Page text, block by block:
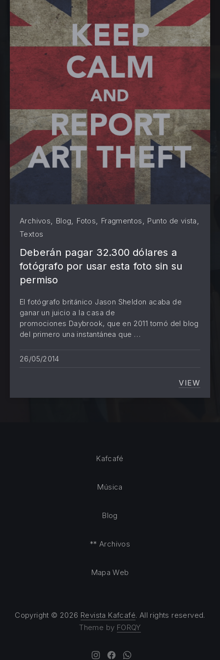
Archivos Blog Fotos Fragmentos Punto de vista
Textos
Deberán pagar 32.300 dólares a
fotógrafo por usar esta foto sin su
permiso
El fotógrafo británico Jason Sheldon acaba de
ganar un juicio a la casa de
promociones Daybrook, que en 2011 tomó del blog
del primero una instantánea que …
26/05/2014
VIEW
Copyright © 2026 Revista Kafcafé. All rights reserved.
Theme by FORQY
Kafcafé
Música
Blog
** Archivos
Mapa Web
PREVIOUS